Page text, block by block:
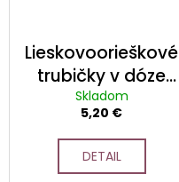
Lieskovoorieškové
trubičky v dóze
Tradičná
receptúra |
Elegantné balenie
Skladom
5,20 €
DETAIL